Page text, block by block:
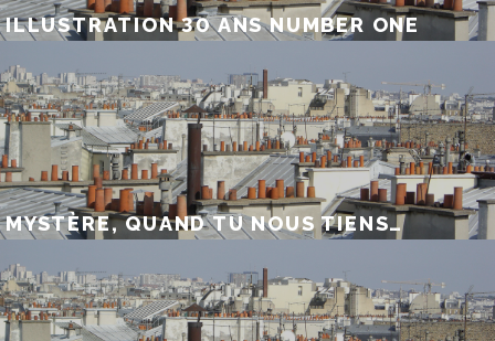
ILLUSTRATION 30 ANS NUMBER ONE
MYSTÈRE, QUAND TU NOUS TIENS…